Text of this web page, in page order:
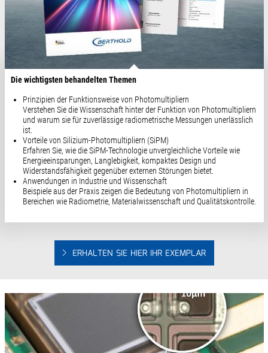
Die wichtigsten behandelten Themen
Prinzipien der Funktionsweise von Photomultipliern
Verstehen Sie die Wissenschaft hinter der Funktion von Photomultipliern
und warum sie für zuverlässige radiometrische Messungen unerlässlich
ist.
Vorteile von Silizium-Photomultipliern (SiPM)
Erfahren Sie, wie die SiPM-Technologie unvergleichliche Vorteile wie
Energieeinsparungen, Langlebigkeit, kompaktes Design und
Widerstandsfähigkeit gegenüber externen Störungen bietet.
Anwendungen in Industrie und Wissenschaft
Beispiele aus der Praxis zeigen die Bedeutung von Photomultipliern in
Bereichen wie Radiometrie, Materialwissenschaft und Qualitätskontrolle.
ERHALTEN SIE HIER IHR EXEMPLAR